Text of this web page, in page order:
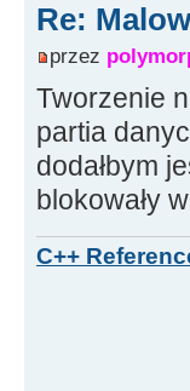
Re:
przez
Tworzenie
partia
dodałbym
blokowały
C++